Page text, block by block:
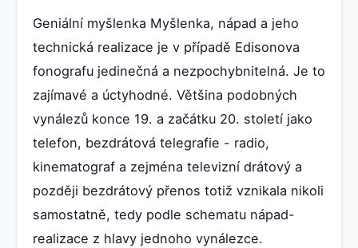
Geniální myšlenka Myšlenka, nápad a jeho
technická realizace je v případě Edisonova
fonografu jedinečná a nezpochybnitelná. Je to
zajímavé a úctyhodné. Většina podobných
vynálezů konce 19. a začátku 20. století jako
telefon, bezdrátová telegrafie - radio,
kinematograf a zejména televizní drátový a
později bezdrátový přenos totiž vznikala nikoli
samostatně, tedy podle schematu nápad-
realizace z hlavy jednoho vynálezce.